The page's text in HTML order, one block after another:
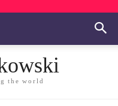
the world